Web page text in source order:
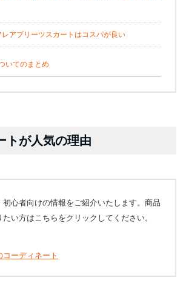
アプリーツスカートはコスパが良い
いてのまとめ
トが人気の理由
初心者向けの情報をご紹介いたします。商品
い方はこちらをクリックしてください。
ーディネート